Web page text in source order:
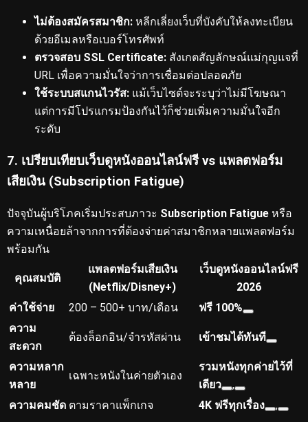
ไม่ต้องสมัครสมาชิก: หลีกเลี่ยงเว็บที่บังคับให้ลงทะเบียน
ด้วยอีเมลหรือเบอร์โทรศัพท์
ตรวจสอบ SSL Certificate: สังเกตสัญลักษณ์แม่กุญแจที่
URL เพื่อความมั่นใจว่าการเชื่อมต่อปลอดภัย
ใช้ระบบสแกนไวรัส: แม้เว็บไซต์จะระบุว่าไม่มีโฆษณา
แต่การมีโปรแกรมป้องกันไว้ก็ช่วยเพิ่มความมั่นใจอีก
ระดับ
7. เปรียบเทียบเว็บดูหนังออนไลน์ฟรี vs แพลตฟอร์ม
เสียเงิน (Subscription Fatigue)
ปัจจุบันผู้บริโภคเริ่มประสบภาวะ Subscription Fatigue หรือ
ความเหนื่อยล้าจากการที่ต้องจ่ายค่าสมาชิกหลายแพลตฟอร์ม
พร้อมกัน
คุณสมบัติ
แพลตฟอร์มเสียเงิน
(Netflix/Disney+)
เว็บดูหนังออนไลน์ฟรี
2026
ค่าใช้จ่าย
200 – 500+ บาท/เดือน
ฟรี 100%
ความ
สะดวก
ต้องล็อกอิน/จำรหัสผ่าน เข้าชมได้ทันที
ความหลาก
หลาย
เฉพาะหนังในค่ายตัวเอง
รวมหนังทุกค่ายไว้ที่
เดียว
,
ความคมชัด ตามราคาแพ็กเกจ 4K ฟรีทุกเรื่อง ,